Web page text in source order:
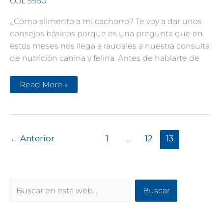
¿Cómo alimento a mi cachorro? Te voy a dar unos
consejos básicos porque es una pregunta que en
estos meses nos llega a raudales a nuestra consulta
de nutrición canina y felina. Antes de hablarte de
¿Cómo
alimento
cachorro?
Read More »
← Anterior 1 … 12 13
Buscar Buscar